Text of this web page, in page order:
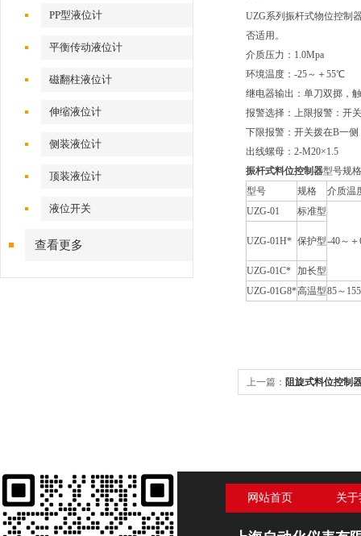
PP型液位计
平衡传动液位计
磁翻柱液位计
伸缩液位计
侧装液位计
顶装液位计
液位开关
查看更多
UZG系列振杆式物位控制
否适用。
介质压力：1.0Mpa
环境温度：-25～＋55℃
继电器输出：单刀双掷，
报警选择：上限报警：开
下限报警：开关拨在B一
出线螺母：2-M20×1.5
振杆式料位控制器型号规格
型号
规格
介质温
UZG-01
标准型
-40～
UZG-01H* 保护型
UZG-01C* 加长型
UZG-01G8*高温型85～
上一篇： 阻旋式料位控制
网站首页 关